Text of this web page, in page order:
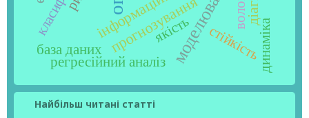
прогнозування стійкість
регресійний аналіз
якість
база даних динаміка
Найбільш читані статті